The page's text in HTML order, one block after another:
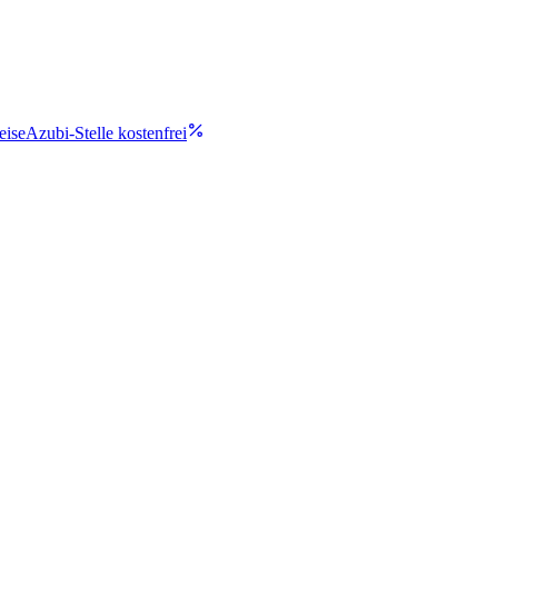
Azubi-Stelle kostenfrei